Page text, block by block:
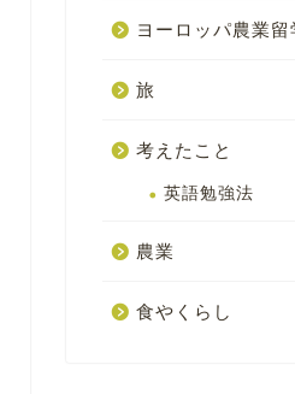
ヨーロッパ農業留
旅
考えたこと
英語勉強法
農業
食やくらし